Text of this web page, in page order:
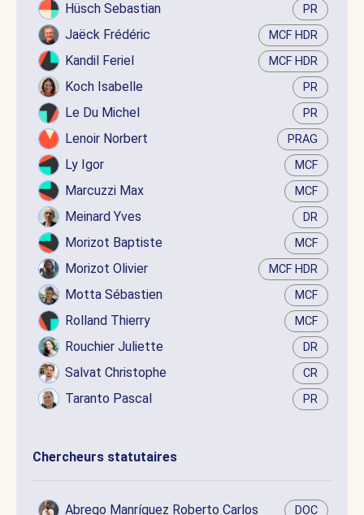
Hüsch Sebastian PR
Jaëck Frédéric MCF HDR
Kandil Feriel MCF HDR
Koch Isabelle PR
Le Du Michel PR
Lenoir Norbert PRAG
Ly Igor MCF
Marcuzzi Max MCF
Meinard Yves DR
Morizot Baptiste MCF
Morizot Olivier MCF HDR
Motta Sébastien MCF
Rolland Thierry MCF
Rouchier Juliette DR
Salvat Christophe CR
Taranto Pascal PR
Chercheurs statutaires
Abrego Manríquez Roberto Carlos DOC